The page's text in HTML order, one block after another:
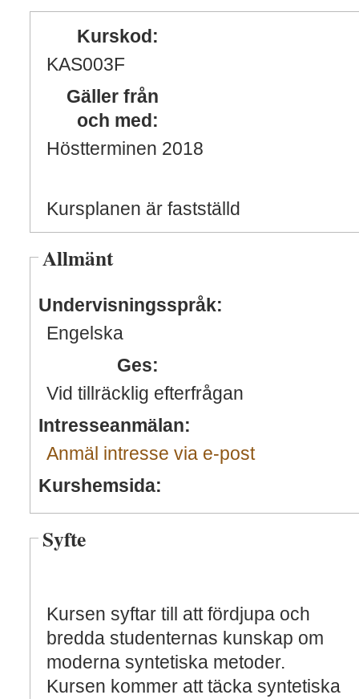
Kurskod:
KAS003F
Gäller från
och med:
Höstterminen 2018
Kursplanen är fastställd
Allmänt
Undervisningsspråk:
Engelska
Ges:
Vid tillräcklig efterfrågan
Intresseanmälan:
Anmäl intresse via e-post
Kurshemsida:
Syfte
Kursen syftar till att fördjupa och
bredda studenternas kunskap om
moderna syntetiska metoder.
Kursen kommer att täcka syntetiska